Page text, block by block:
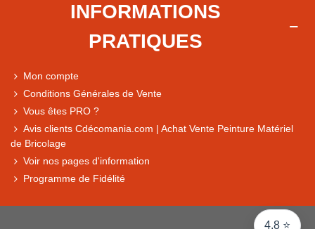
4,8 ⭐
Comparaison des performances du magasin
INFORMATIONS
PRATIQUES
Mon compte
Conditions Générales de Vente
Vous êtes PRO ?
Avis clients Cdécomania.com | Achat Vente Peinture Matériel
de Bricolage
Voir nos pages d'information
Programme de Fidélité